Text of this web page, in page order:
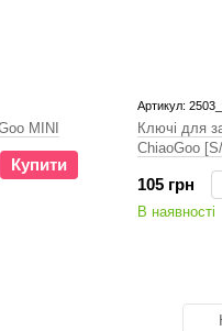
MINI
Купити
Артикул:
Ключі для
ChiaoGoo
105 грн
В наявності